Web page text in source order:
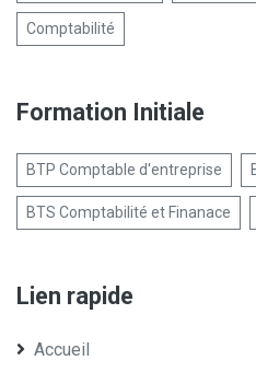
Comptabilité
Formation Initiale
BTP Comptable d'entreprise
BTS Comptabilité et Finanace
Lien rapide
Accueil